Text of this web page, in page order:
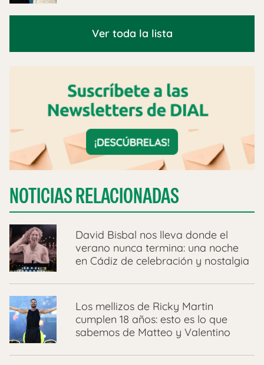
Ver toda la lista
NOTICIAS RELACIONADAS
David Bisbal nos lleva donde el
verano nunca termina: una noche
en Cádiz de celebración y nostalgia
Los mellizos de Ricky Martin
cumplen 18 años: esto es lo que
sabemos de Matteo y Valentino